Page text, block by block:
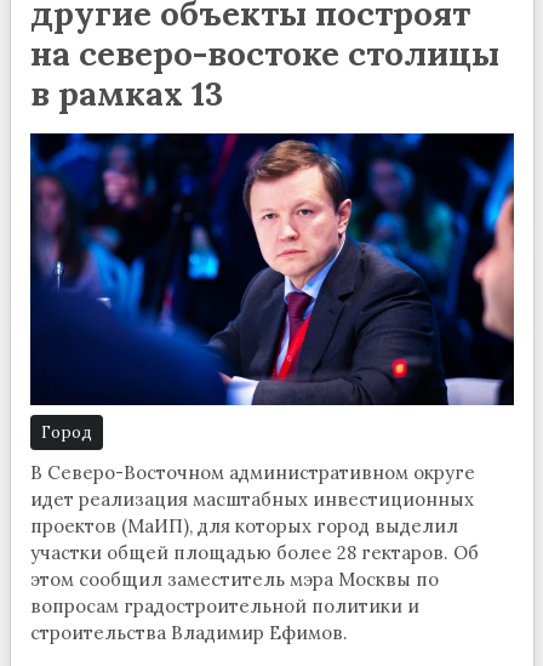
другие объекты построят
на северо-востоке столицы
в рамках 13
Город
В Северо-Восточном административном округе
идет реализация масштабных инвестиционных
проектов (МаИП), для которых город выделил
участки общей площадью более 28 гектаров. Об
этом сообщил заместитель мэра Москвы по
вопросам градостроительной политики и
строительства Владимир Ефимов.